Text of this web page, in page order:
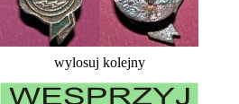
wylosuj kolejny